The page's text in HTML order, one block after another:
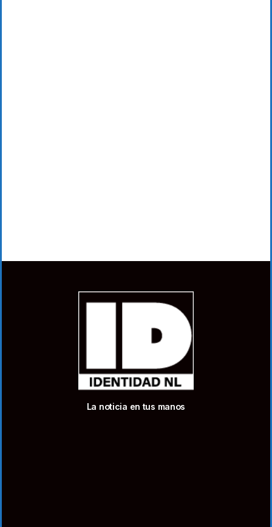
La noticia en tus manos